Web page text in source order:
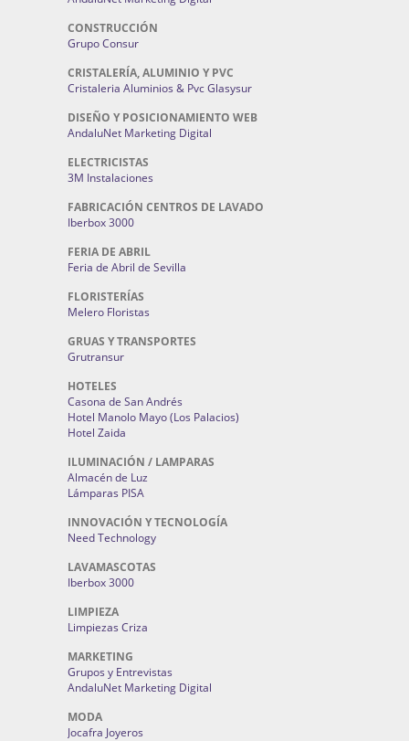
CONSTRUCCIÓN
Grupo Consur
CRISTALERÍA, ALUMINIO Y PVC
Cristaleria Aluminios & Pvc Glasysur
DISEÑO Y POSICIONAMIENTO WEB
AndaluNet Marketing Digital
ELECTRICISTAS
3M Instalaciones
FABRICACIÓN CENTROS DE LAVADO
Iberbox 3000
FERIA DE ABRIL
Feria de Abril de Sevilla
FLORISTERÍAS
Melero Floristas
GRUAS Y TRANSPORTES
Grutransur
HOTELES
Casona de San Andrés
Hotel Manolo Mayo (Los Palacios)
Hotel Zaida
ILUMINACIÓN / LAMPARAS
Almacén de Luz
Lámparas PISA
INNOVACIÓN Y TECNOLOGÍA
Need Technology
LAVAMASCOTAS
Iberbox 3000
LIMPIEZA
Limpiezas Criza
MARKETING
Grupos y Entrevistas
AndaluNet Marketing Digital
MODA
Jocafra Joyeros